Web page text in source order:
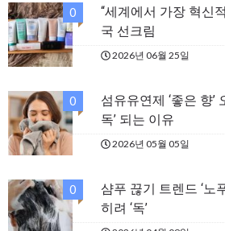
0
“세계에서 가장 혁신
국 선크림
2026년 06월 25일
0
섬유유연제 ‘좋은 향’
독’ 되는 이유
2026년 05월 05일
0
샴푸 끊기 트렌드 ‘노
히려 ‘독’